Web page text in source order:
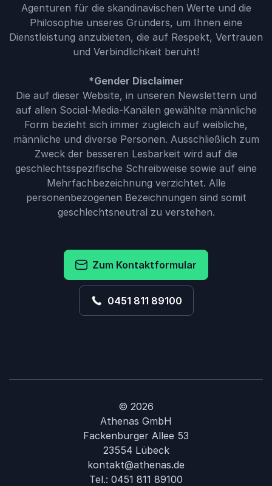
Agenturen für die skandinavischen Werte und die
Philosophie unseres Gründers, um Ihnen eine
Dienstleistung anzubieten, die auf Respekt, Vertrauen
und Verbindlichkeit beruht!
*Gender Disclaimer
Die auf dieser Website, in unseren Newslettern und
auf allen Social-Media-Kanälen gewählte männliche
Form bezieht sich immer zugleich auf weibliche,
männliche und diverse Personen. Ausschließlich zum
Zweck der besseren Lesbarkeit wird auf die
geschlechtsspezifische Schreibweise sowie auf eine
Mehrfachbezeichnung verzichtet. Alle
personenbezogenen Bezeichnungen sind somit
geschlechtsneutral zu verstehen.
Zum Kontaktformular
0451 811 89100
© 2026
Athenas GmbH
Fackenburger Allee 53
23554 Lübeck
kontakt@athenas.de
Tel.: 0451 811 89100